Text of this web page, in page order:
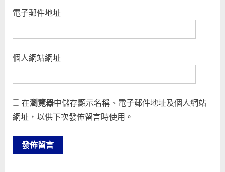
電子郵件地址
個人網站網址
在瀏覽器中儲存顯示名稱、電子郵件地址及個人網站
網址，以供下次發佈留言時使用。